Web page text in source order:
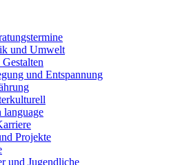
und Umwelt
und Entspannung
language
Projekte
und Jugendliche